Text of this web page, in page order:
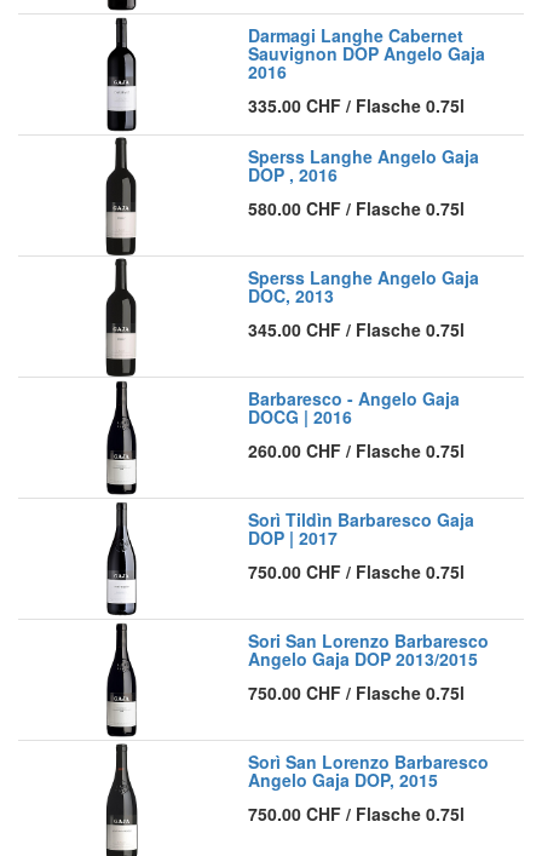
Darmagi Langhe Cabernet
Sauvignon DOP Angelo Gaja
2016
335.00 CHF / Flasche 0.75l
Sperss Langhe Angelo Gaja
DOP , 2016
580.00 CHF / Flasche 0.75l
Sperss Langhe Angelo Gaja
DOC, 2013
345.00 CHF / Flasche 0.75l
Barbaresco - Angelo Gaja
DOCG | 2016
260.00 CHF / Flasche 0.75l
Sorì Tildìn Barbaresco Gaja
DOP | 2017
750.00 CHF / Flasche 0.75l
Sori San Lorenzo Barbaresco
Angelo Gaja DOP 2013/2015
750.00 CHF / Flasche 0.75l
Sorì San Lorenzo Barbaresco
Angelo Gaja DOP, 2015
750.00 CHF / Flasche 0.75l